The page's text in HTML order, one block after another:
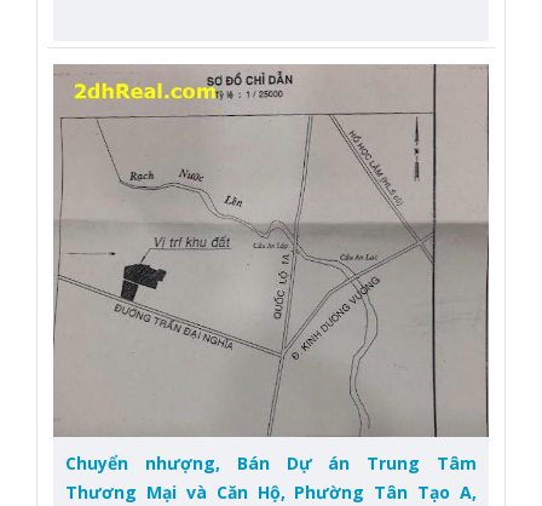
Chuyển nhượng, Bán Dự án Trung Tâm
Thương Mại và Căn Hộ, Phường Tân Tạo A,